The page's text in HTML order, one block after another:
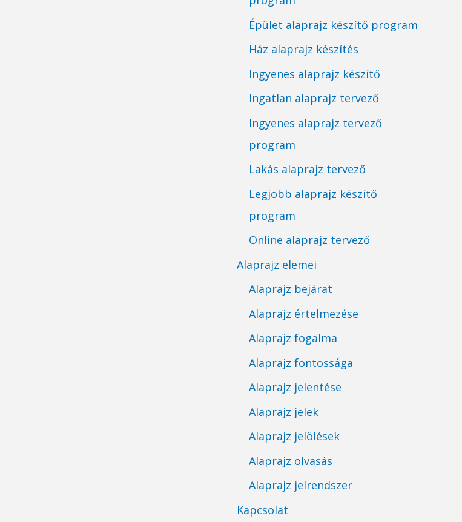
Épület alaprajz készítő program
Ház alaprajz készítés
Ingyenes alaprajz készítő
Ingatlan alaprajz tervező
Ingyenes alaprajz tervező
program
Lakás alaprajz tervező
Legjobb alaprajz készítő
program
Online alaprajz tervező
Alaprajz elemei
Alaprajz bejárat
Alaprajz értelmezése
Alaprajz fogalma
Alaprajz fontossága
Alaprajz jelentése
Alaprajz jelek
Alaprajz jelölések
Alaprajz olvasás
Alaprajz jelrendszer
Kapcsolat